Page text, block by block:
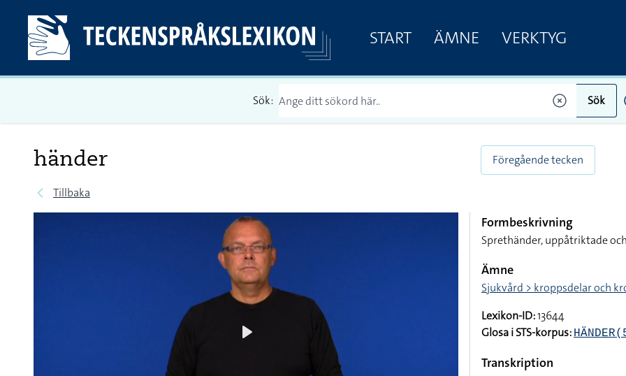
START ÄMNE VERKTYG
Sök: Sök
händer
Tillbaka
Föregående tecken
Formbeskrivning
Sprethänder, uppåtriktade
Ämne
Sjukvård > kroppsdelar och
Lexikon-ID:13644
Glosa i STS-korpus:
Transkription